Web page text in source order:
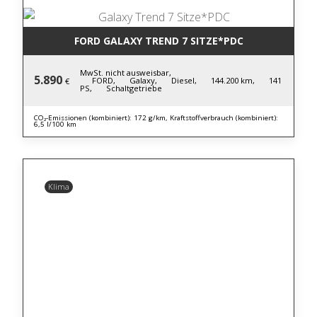
FORD GALAXY TREND 7 SITZE*PDC
5.890 €
MwSt. nicht ausweisbar,
FORD, Galaxy, Diesel, 144.200 km, 141
PS, Schaltgetriebe
CO₂-Emissionen (kombiniert): 172 g/km, Kraftstoffverbrauch (kombiniert):
6,5 l/100 km
Klima